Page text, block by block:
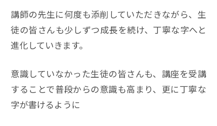
講師の先生に何度も添削していただきながら、生
徒の皆さんも少しずつ成長を続け、丁寧な字へと
進化していきます。
意識していなかった生徒の皆さんも、講座を受講
することで普段からの意識も高まり、更に丁寧な
字が書けるように